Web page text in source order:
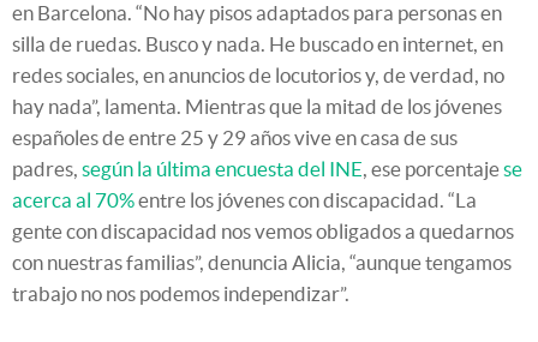
en Barcelona. “No hay pisos adaptados para personas en
silla de ruedas. Busco y nada. He buscado en internet, en
redes sociales, en anuncios de locutorios y, de verdad, no
hay nada”, lamenta. Mientras que la mitad de los jóvenes
españoles de entre 25 y 29 años vive en casa de sus
padres, según la última encuesta del INE, ese porcentajese
acerca al 70%entre los jóvenes con discapacidad. “La
gente con discapacidad nos vemos obligados a quedarnos
con nuestras familias”, denuncia Alicia, “aunque tengamos
trabajo no nos podemos independizar”.